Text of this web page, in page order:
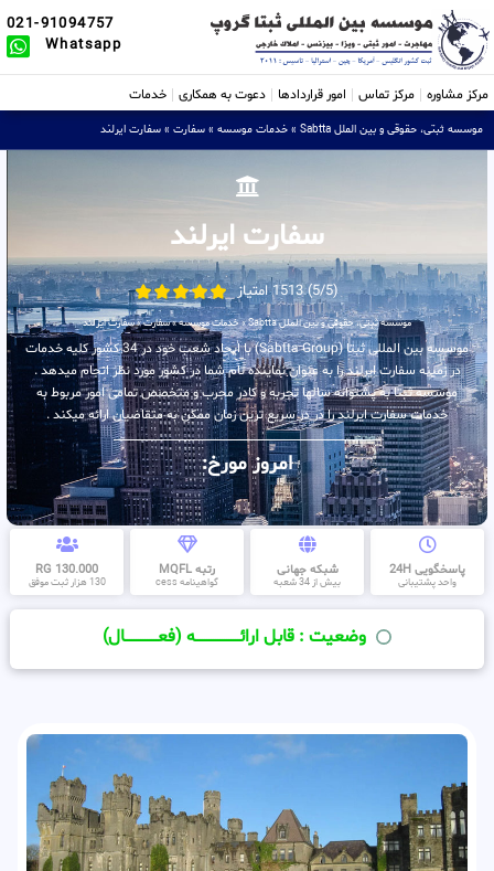
021-91094757
Whatsapp
مرکز مشاوره مرکز تماس امور قراردادها دعوت به همکاری خدمات
موسسه ثبتی، حقوقی و بین الملل Sabtta » خدمات موسسه » سفارت » سفارت ایرلند
سفارت ایرلند
(5/5) 1513 امتیاز
موسسه ثبتی، حقوقی و بین الملل Sabtta »خدمات موسسه»سفارت»سفارت ایرلند
موسسه بین المللی ثبتا (Sabtta Group) با ایجاد شعب خود در 34 کشور کلیه خدمات
در زمینه سفارت ایرلند را به عنوان نماینده تام شما در کشور مورد نظر انجام میدهد .
موسسه ثبتا به پشتوانه سالها تجربه و کادر مجرب و متخصص تمامی امور مربوط به
خدمات سفارت ایرلند را در در سریع ترین زمان ممکن به متقاضیان ارائه میکند .
امروز مورخ:
پاسخگویی 24H
واحد پشتیبانی
شبکه جهانی
بیش از 34 شعبه
رتبه MQFL
گواهینامه cess
130.000 RG
130 هزار ثبت موفق
وضعیت : قابل ارائــــــــــــــــــــه (فعـــــــــــــــال)